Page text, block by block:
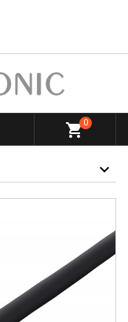
shopping_cart0